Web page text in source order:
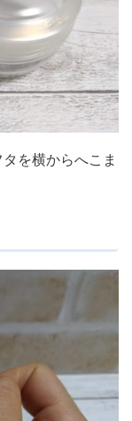
を横からへこま